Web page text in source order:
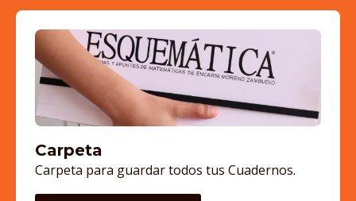
Carpeta
Carpeta para guardar todos tus Cuadernos.